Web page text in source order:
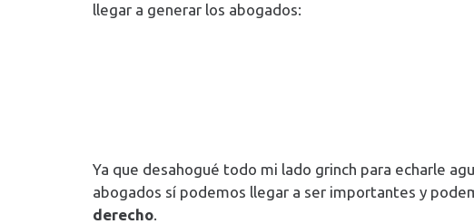
llegar a generar los abogados:
Ya que desahogué todo mi lado grinch para echarle
abogados sí podemos llegar a ser importantes y
derecho